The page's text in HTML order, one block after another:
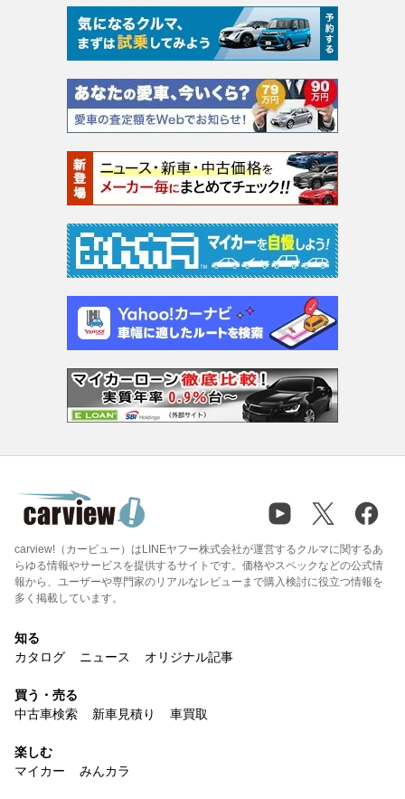
carview!（カービュー）はLINEヤフー株式会社が運営するクルマに関するあ
らゆる情報やサービスを提供するサイトです。価格やスペックなどの公式情
報から、ユーザーや専門家のリアルなレビューまで購入検討に役立つ情報を
多く掲載しています。
知る
カタログ
ニュース オリジナル記事
買う・売る
中古車検索
新車見積り 車買取
楽しむ
マイカー
みんカラ